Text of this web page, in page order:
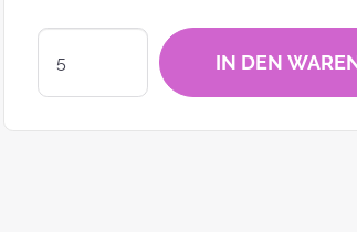
zu
zum
IN DEN